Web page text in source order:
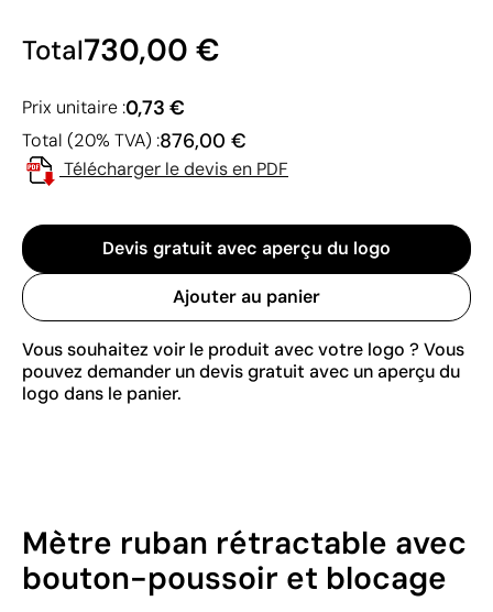
Total730,00 €
Prix unitaire :0,73 €
Total (20% TVA) :876,00 €
Télécharger le devis en PDF
Devis gratuit avec aperçu du logo
Ajouter au panier
Vous souhaitez voir le produit avec votre logo ? Vous
pouvez demander un devis gratuit avec un aperçu du
logo dans le panier.
Mètre ruban rétractable avec
bouton-poussoir et blocage